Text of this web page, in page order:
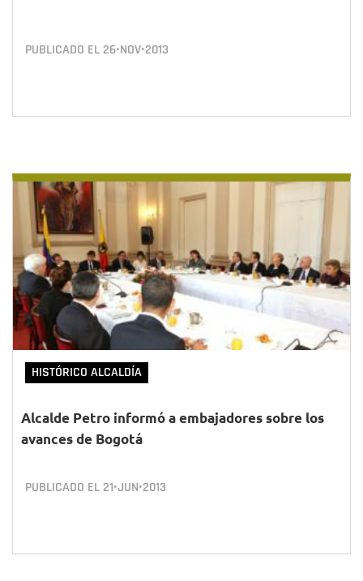
PUBLICADO EL 26•NOV•2013
HISTÓRICO ALCALDÍA
Alcalde Petro informó a embajadores sobre los
avances de Bogotá
PUBLICADO EL 21•JUN•2013